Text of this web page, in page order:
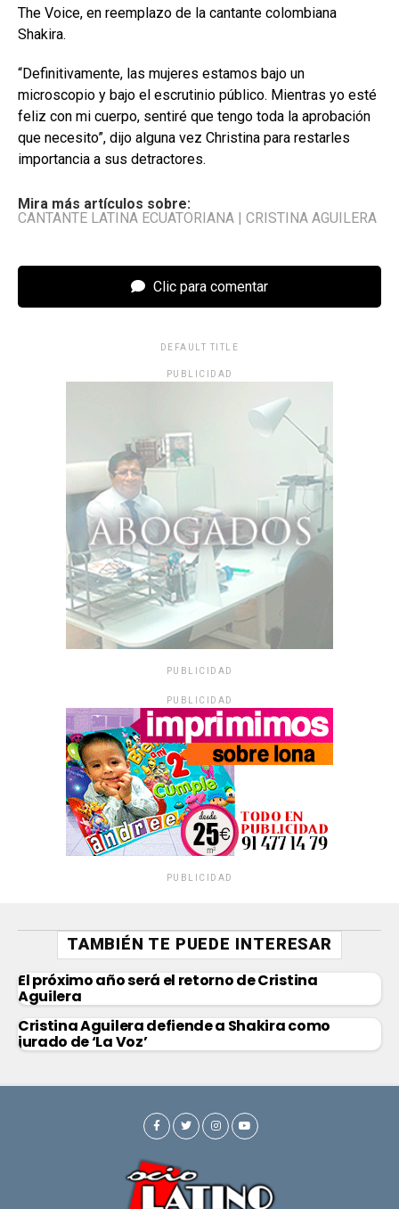
The Voice, en reemplazo de la cantante colombiana
Shakira.
“Definitivamente, las mujeres estamos bajo un
microscopio y bajo el escrutinio público. Mientras yo esté
feliz con mi cuerpo, sentiré que tengo toda la aprobación
que necesito”, dijo alguna vez Christina para restarles
importancia a sus detractores.
Mira más artículos sobre:
CANTANTE LATINA ECUATORIANA
CRISTINA AGUILERA
Clic para comentar
DEFAULT TITLE
PUBLICIDAD
PUBLICIDAD
PUBLICIDAD
PUBLICIDAD
TAMBIÉN TE PUEDE INTERESAR
El próximo año será el retorno de Cristina
Aguilera
Cristina Aguilera defiende a Shakira como
jurado de ‘La Voz’